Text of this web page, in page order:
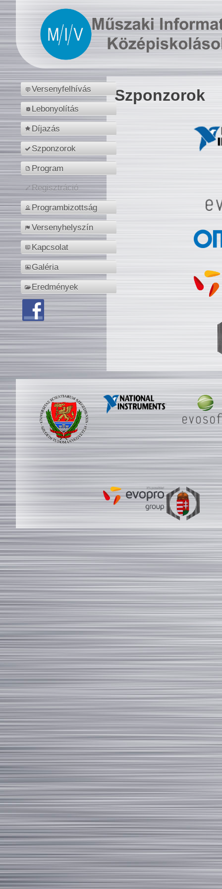
Versenyfelhívás
Lebonyolítás
Díjazás
Szponzorok
Program
Regisztráció
Programbizottság
Versenyhelyszín
Kapcsolat
Galéria
Eredmények
Szponzorok